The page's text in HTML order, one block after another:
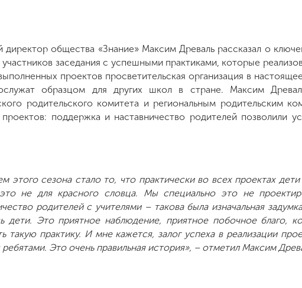
директор общества «Знание» Максим Древаль рассказал о
заседания с успешными практиками, которые
проектов просветительская организация в
образцом для других школ в стране. Максим
родительского комитета и региональным родительским
проектов: поддержка и наставничество родителей позволили
этого сезона стало то, что практически во всех проектах
не для красного словца. Мы специально это не
родителей с учителями – такова была изначальная
дети. Это приятное наблюдение, приятное побочное благо,
такую практику. И мне кажется, залог успеха в реализации
Это очень правильная история», – отметил Максим